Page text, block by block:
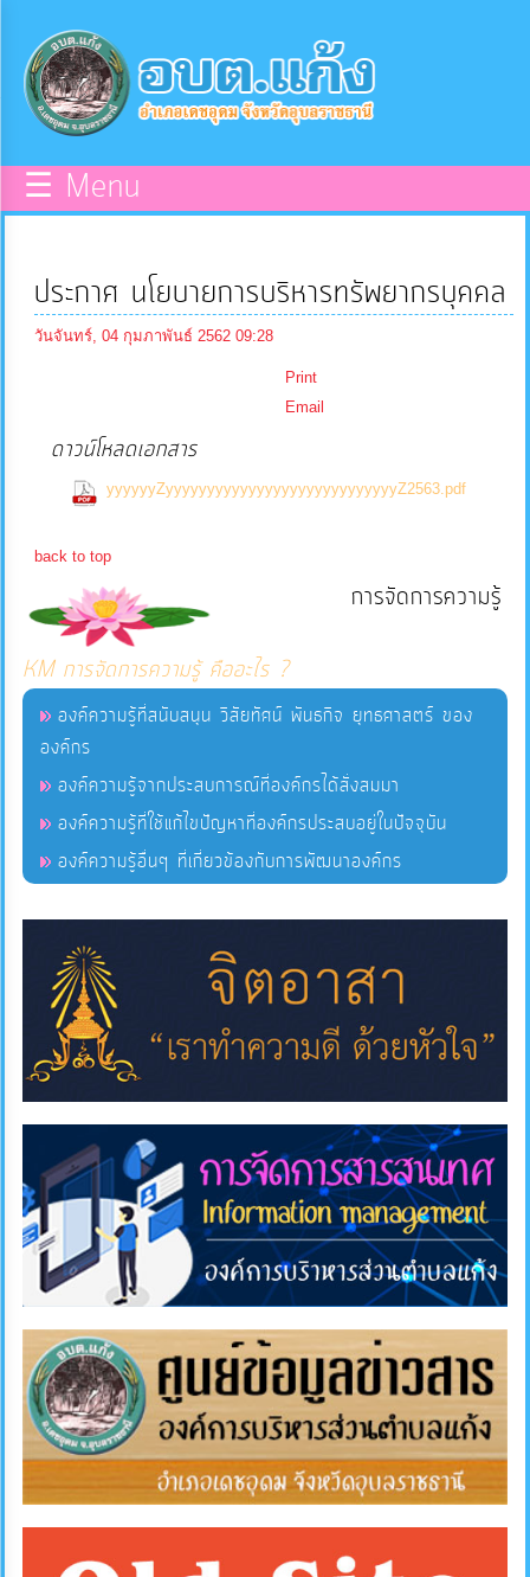
หน้า
หลัก
ข้อมูล
พื้น
บุคลากร
ข่าวสาร
ข้อมูล
การ
จัดการ
ความ
รู้
การ
ดำเนิน
งาน
การ
ให้
บริการ
แผนการ
ใช้
จ่าย
งบ
ประมาณ
ประจำ
การ
บริหาร
และ
พัฒนา
ทรัพยากร
บุคคล
☰ Menu
ประกาศ นโยบายการบริหารทรัพยากรบุคคล
วันจันทร์, 04 กุมภาพันธ์ 2562 09:28
Print
Email
ดาวน์โหลดเอกสาร
yyyyyyZyyyyyyyyyyyyyyyyyyyyyyyyyyyyZ2563.pdf
(0 Downloads)
back to top
การจัดการความรู้
KM การจัดการความรู้ คืออะไร ?
องค์ความรู้ที่สนับสนุน วิสัยทัศน์ พันธกิจ ยุทธศาสตร์ ของ
องค์กร
องค์ความรู้จากประสบการณ์ที่องค์กรได้สั่งสมมา
องค์ความรู้ที่ใช้แก้ไขปัญหาที่องค์กรประสบอยู่ในปัจจุบัน
องค์ความรู้อื่นๆ ที่เกี่ยวข้องกับการพัฒนาองค์กร